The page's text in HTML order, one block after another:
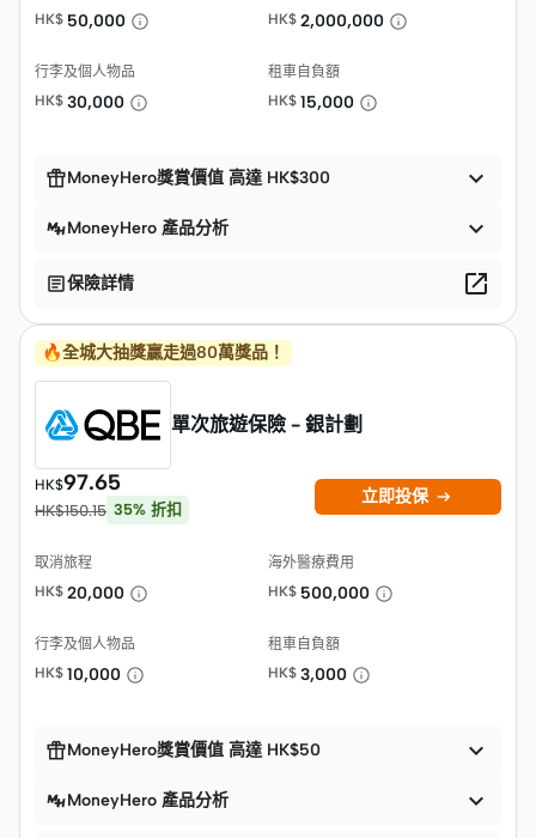
HK$ 50,000 HK$ 2,000,000
行李及個人物品
HK$ 30,000
租車自負額
HK$ 15,000
MoneyHero獎賞價值 高達 HK$300 
MoneyHero 產品分析 
保險詳情 
🔥全城大抽獎贏走過80萬獎品！
單次旅遊保險 - 銀計劃
HK$97.65
HK$150.15 35% 折扣
立即投保 
取消旅程
HK$ 20,000
海外醫療費用
HK$ 500,000
行李及個人物品
HK$ 10,000
租車自負額
HK$ 3,000
MoneyHero獎賞價值 高達 HK$50 
MoneyHero 產品分析 